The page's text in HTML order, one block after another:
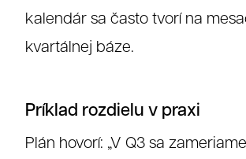
kalendár sa často tvorí na
kvartálnej báze.
Príklad rozdielu v praxi
Plán hovorí: „V Q3 sa